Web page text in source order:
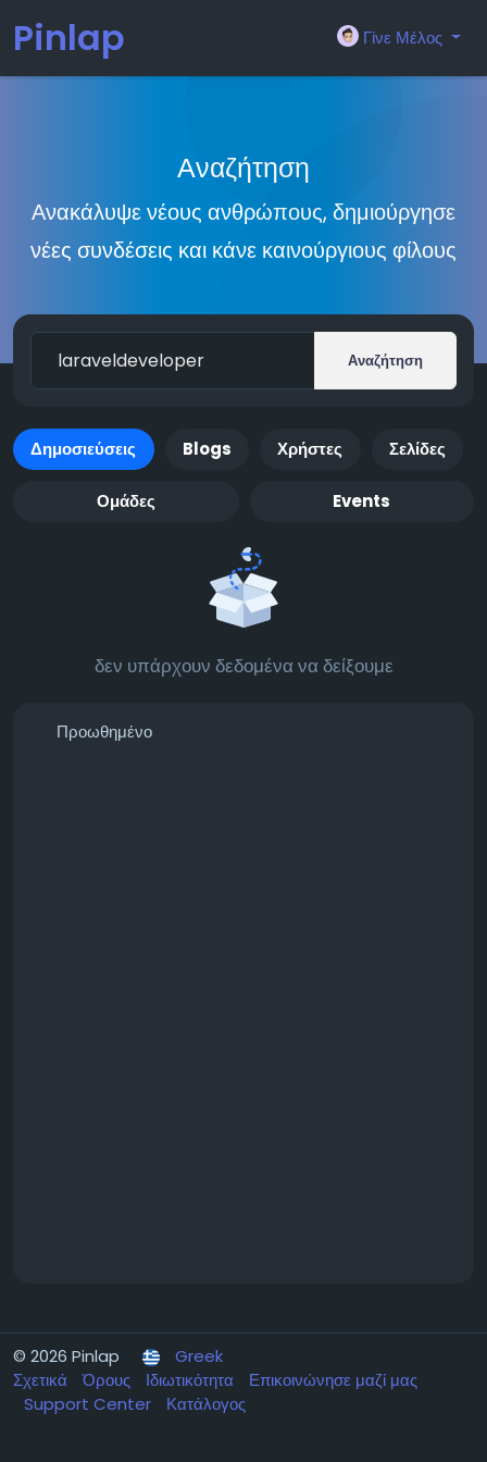
Pinlap Γίνε Μέλος
Αναζήτηση
Ανακάλυψε νέους ανθρώπους, δημιούργησε
νέες συνδέσεις και κάνε καινούργιους φίλους
Αναζήτηση
Δημοσιεύσεις Blogs Χρήστες Σελίδες
Ομάδες Events
δεν υπάρχουν δεδομένα να δείξουμε
Προωθημένο
© 2026 Pinlap
Greek
Σχετικά
Όρους Ιδιωτικότητα
Επικοινώνησε μαζί μας
Support Center
Κατάλογος